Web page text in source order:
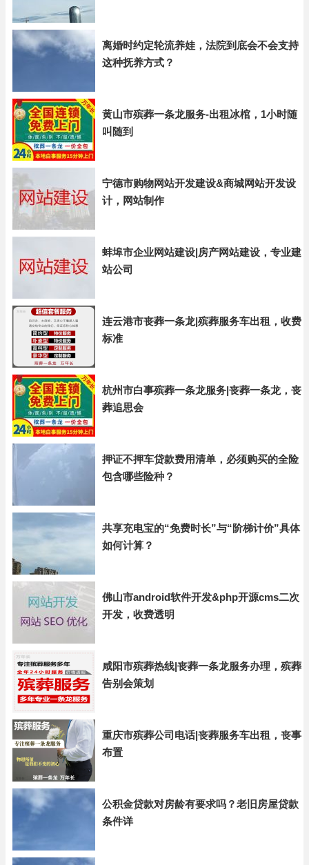
离婚时约定轮流养娃，法院到底会不会支持
这种抚养方式？
黄山市殡葬一条龙服务-出租冰棺，1小时随
叫随到
宁德市购物网站开发建设&商城网站开发设
计，网站制作
蚌埠市企业网站建设|房产网站建设，专业建
站公司
连云港市丧葬一条龙|殡葬服务车出租，收费
标准
杭州市白事殡葬一条龙服务|丧葬一条龙，丧
葬追思会
押证不押车贷款费用清单，必须购买的全险
包含哪些险种？
共享充电宝的“免费时长”与“阶梯计价”具体
如何计算？
佛山市android软件开发&php开源cms二次
开发，收费透明
咸阳市殡葬热线|丧葬一条龙服务办理，殡葬
告别会策划
重庆市殡葬公司电话|丧葬服务车出租，丧事
布置
公积金贷款对房龄有要求吗？老旧房屋贷款
条件详